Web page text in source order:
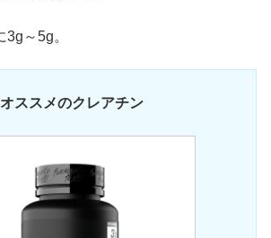
3g～5g。
ススメのクレアチン